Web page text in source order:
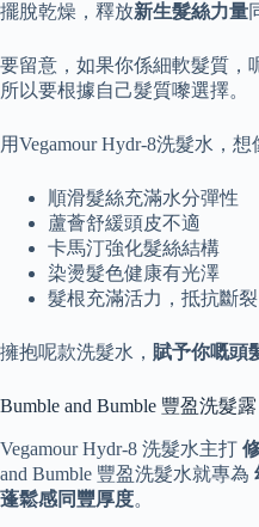
擺脫乾燥，釋放新生髮絲力量
要留意，如果你係細軟髮質，
所以要根據自己髮質嚟選擇。
用Vegamour Hydr-8洗髮水，想
順滑髮絲充滿水分彈性
蘆薈舒緩頭皮不適
卡馬汀強化髮絲結構
染燙髮色健康有光澤
髮根充滿活力，抵抗斷裂
擁抱呢款洗髮水， 賦予你嘅頭
Bumble and Bumble 豐盈洗髮
Vegamour Hydr-8 洗髮水主打
and Bumble 豐盈洗髮水就專為
蓬鬆感同豐厚度。